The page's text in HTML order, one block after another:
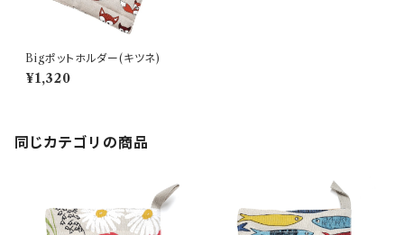
Bigポットホルダー(キツネ)
¥1,320
同じカテゴリの商品